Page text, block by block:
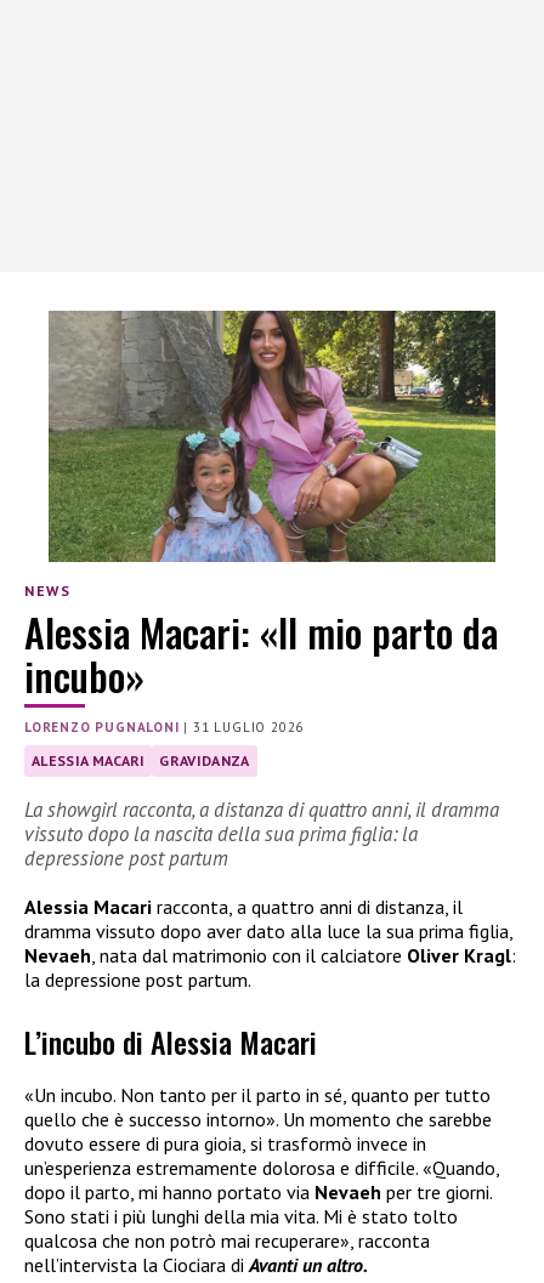
NEWS
Alessia Macari: «Il mio parto da
incubo»
LORENZO PUGNALONI |31 LUGLIO 2026
ALESSIA MACARI GRAVIDANZA
La showgirl racconta, a distanza di quattro anni, il dramma
vissuto dopo la nascita della sua prima figlia: la
depressione post partum
Alessia Macari racconta, a quattro anni di distanza, il
dramma vissuto dopo aver dato alla luce la sua prima figlia,
Nevaeh, nata dal matrimonio con il calciatore Oliver Kragl:
la depressione post partum.
L’incubo di Alessia Macari
«Un incubo. Non tanto per il parto in sé, quanto per tutto
quello che è successo intorno». Un momento che sarebbe
dovuto essere di pura gioia, si trasformò invece in
un’esperienza estremamente dolorosa e difficile. «Quando,
dopo il parto, mi hanno portato via Nevaeh per tre giorni.
Sono stati i più lunghi della mia vita. Mi è stato tolto
qualcosa che non potrò mai recuperare», racconta
nell’intervista la Ciociara di Avanti un altro.